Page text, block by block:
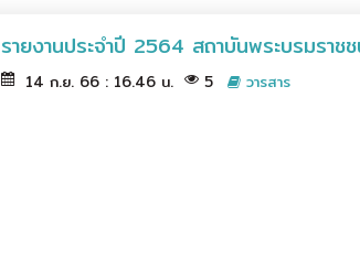
รายงานประจำปี 2564 สถาบันพระบรมราช
14 ก.ย. 66 : 16.46 น. 5 วารสาร